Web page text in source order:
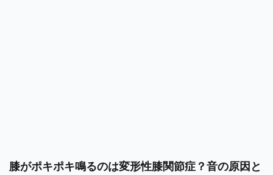
膝がポキポキ鳴るのは変形性膝関節症？音の原因と